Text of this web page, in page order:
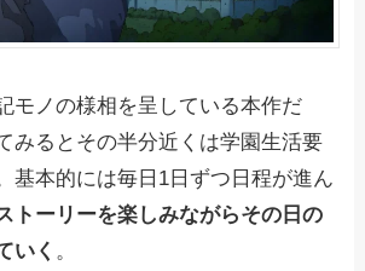
モノの様相を呈している本作だ
みるとその半分近くは学園生活要
基本的には毎日1日ずつ日程が進ん
トーリーを楽しみながらその日の
いく 。